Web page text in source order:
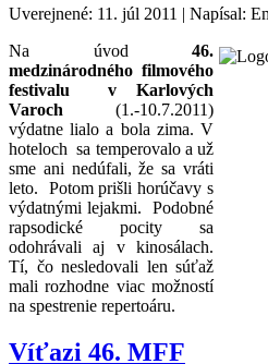
Uverejnené: 11. júl 2011 | Napísal:
Na úvod 46.
medzinárodného filmového
festivalu v Karlových
Varoch (1.-10.7.2011)
výdatne lialo a bola zima. V
hoteloch sa temperovalo a už
sme ani nedúfali, že sa vráti
leto. Potom prišli horúčavy s
výdatnými lejakmi. Podobné
rapsodické pocity sa
odohrávali aj v kinosálach.
Tí, čo nesledovali len súťaž
mali rozhodne viac možností
na spestrenie repertoáru.
Víťazi 46. MFF